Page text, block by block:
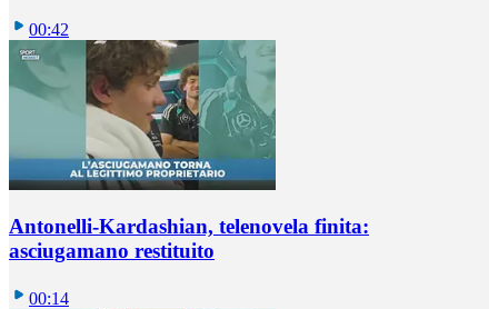
00:42
Antonelli-Kardashian, telenovela finita:
asciugamano restituito
00:14